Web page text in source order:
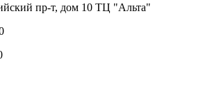
пр-т, дом 10 ТЦ "Альта"